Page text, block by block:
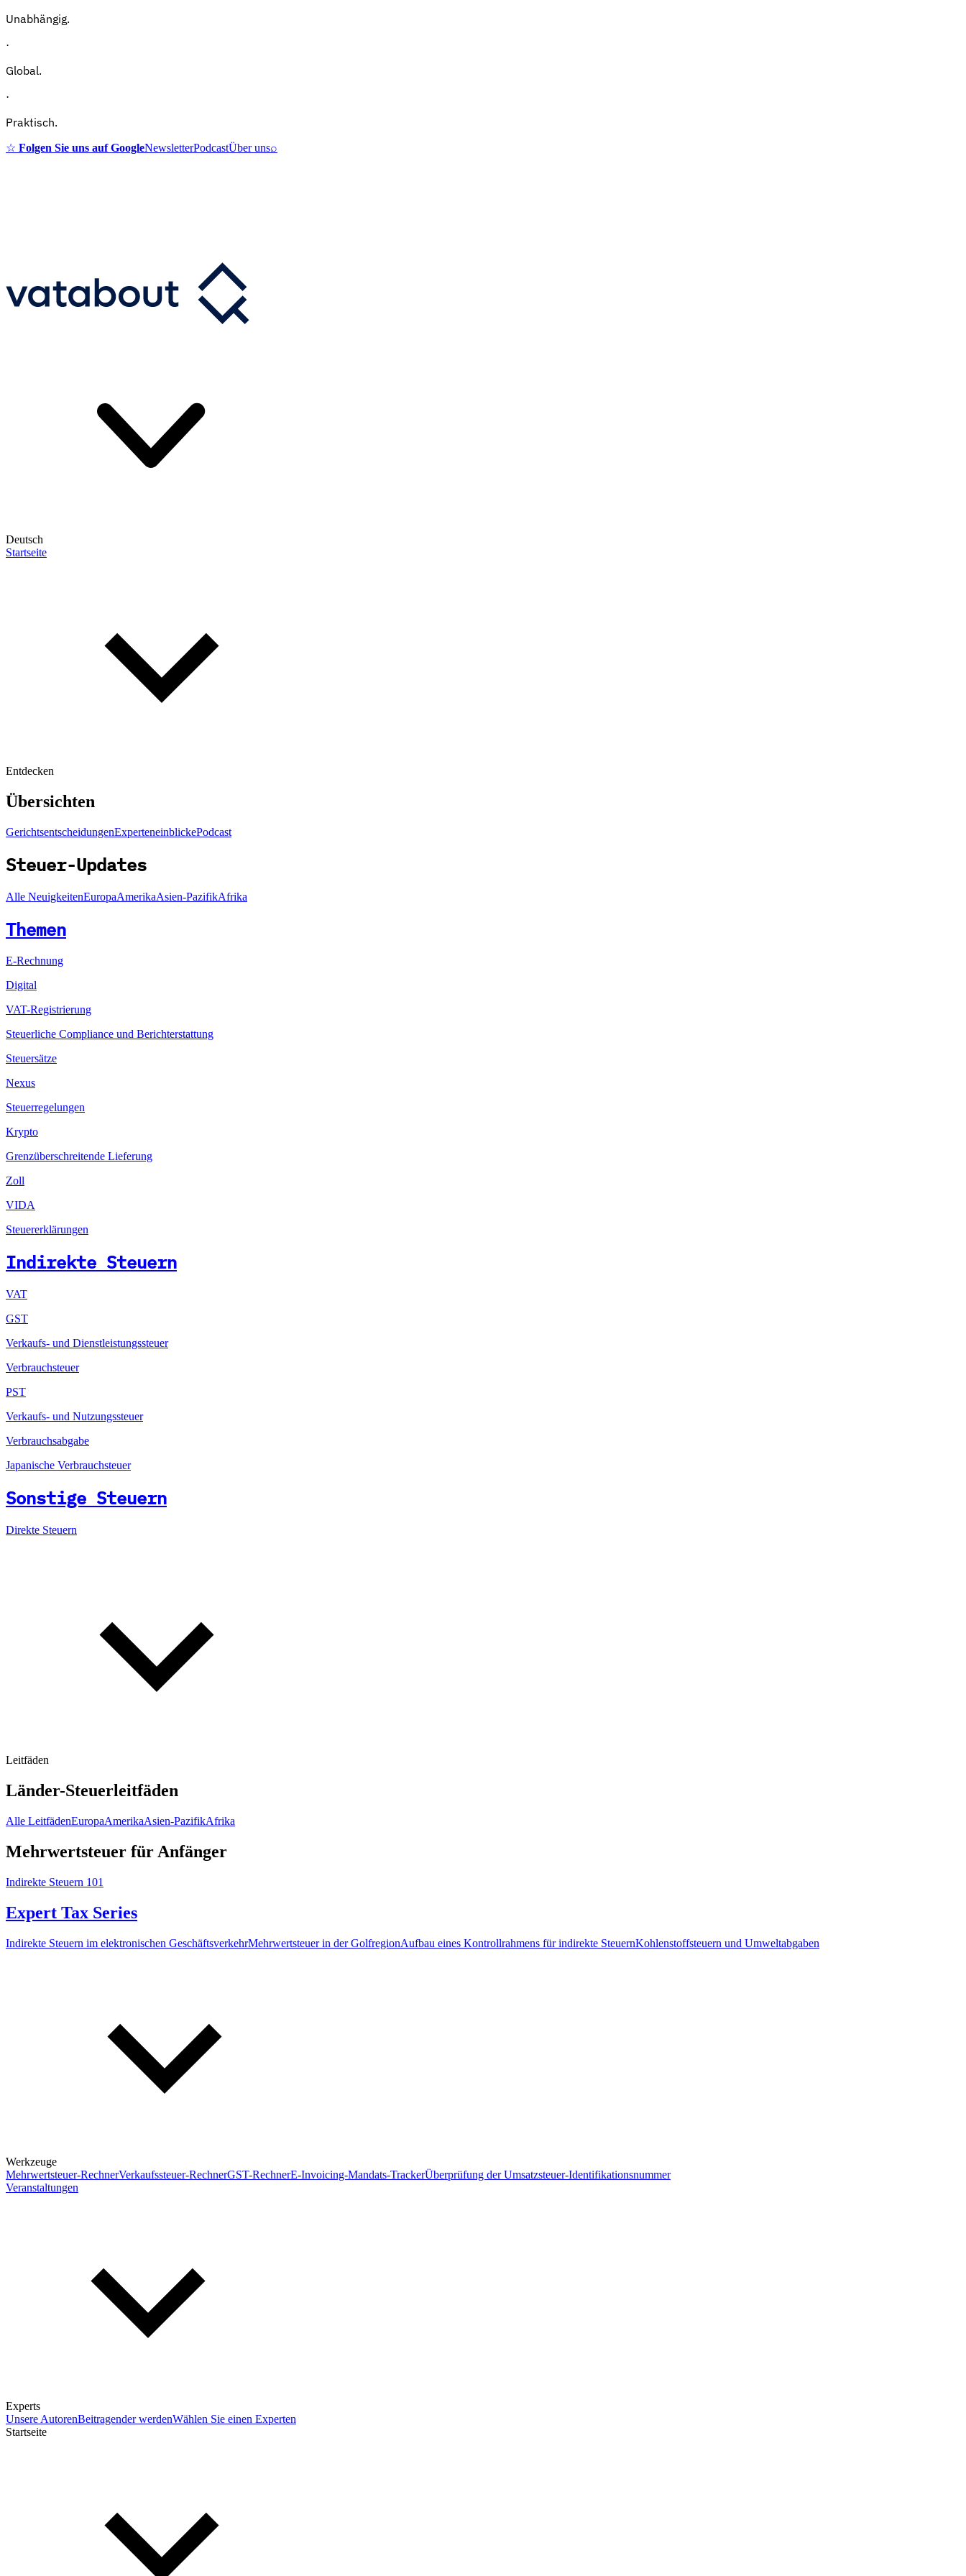
Unabhängig.
·
Global.
·
Praktisch.
☆ Folgen Sie uns auf GoogleNewsletterPodcastÜber uns⌕
Deutsch
Startseite
Entdecken
Übersichten
GerichtsentscheidungenExperteneinblickePodcast
Steuer-Updates
Alle NeuigkeitenEuropaAmerikaAsien-PazifikAfrika
Themen
E-Rechnung
Digital
VAT-Registrierung
Steuerliche Compliance und Berichterstattung
Steuersätze
Nexus
Steuerregelungen
Krypto
Grenzüberschreitende Lieferung
Zoll
VIDA
Steuererklärungen
Indirekte Steuern
VAT
GST
Verkaufs- und Dienstleistungssteuer
Verbrauchsteuer
PST
Verkaufs- und Nutzungssteuer
Verbrauchsabgabe
Japanische Verbrauchsteuer
Sonstige Steuern
Direkte Steuern
Leitfäden
Länder-Steuerleitfäden
Alle LeitfädenEuropaAmerikaAsien-PazifikAfrika
Mehrwertsteuer für Anfänger
Indirekte Steuern 101
Expert Tax Series
Indirekte Steuern im elektronischen GeschäftsverkehrMehrwertsteuer in der GolfregionAufbau eines Kontrollrahmens für indirekte SteuernKohlenstoffsteuern und Umweltabgaben
Werkzeuge
Mehrwertsteuer-RechnerVerkaufssteuer-RechnerGST-RechnerE-Invoicing-Mandats-TrackerÜberprüfung der Umsatzsteuer-Identifikationsnummer
Veranstaltungen
Experts
Unsere AutorenBeitragender werdenWählen Sie einen Experten
Startseite